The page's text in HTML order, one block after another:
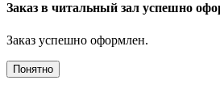
Заказ в читальный зал успешно
Заказ успешно оформлен.
Понятно